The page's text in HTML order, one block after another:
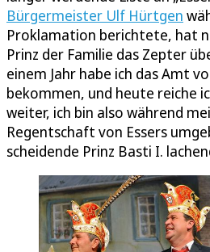
Bürgermeister Ulf Hürtgen
Proklamation berichtete, hat
Prinz der Familie das Zepter
einem Jahr habe ich das Amt
bekommen, und heute reiche
weiter, ich bin also während
Regentschaft von Essers
scheidende Prinz Basti I.